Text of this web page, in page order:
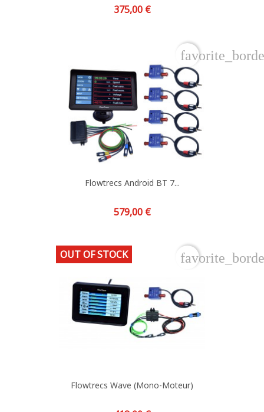
Prix
375,00 €
Flowtrecs Android BT 7...
Prix
579,00 €
Flowtrecs Wave (mono-Moteur)
OUT OF STOCK